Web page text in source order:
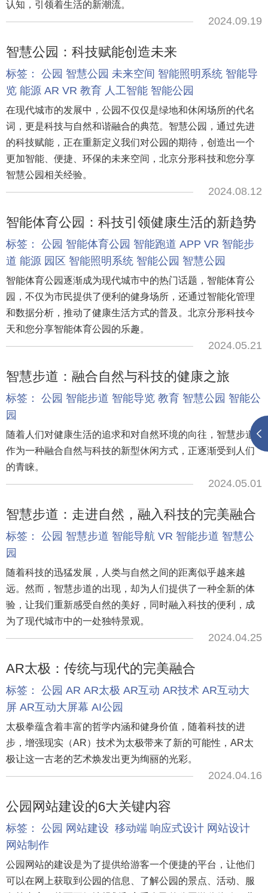
认知，引领着生活的新潮流。
2024.09.19
智慧公园：科技赋能创造未来
标签： 公园 智慧公园 未来空间 智能照明系统 智能导
览 能源 AR VR 教育 人工智能 智能公园
在现代城市的发展中，公园不仅仅是绿地和休闲场所的代名
词，更是科技与自然和谐融合的典范。智慧公园，通过先进
的科技赋能，正在重新定义我们对公园的期待，创造出一个
更加智能、便捷、环保的未来空间，北京分形科技和您分享
智慧公园相关经验。
2024.08.12
智能体育公园：科技引领健康生活的新趋势
标签： 公园 智能体育公园 智能跑道 APP VR 智能步
道 能源 园区 智能照明系统 智能公园 智慧公园
智能体育公园逐渐成为现代城市中的热门话题，智能体育公
园，不仅为市民提供了便利的健身场所，还通过智能化管理
和数据分析，推动了健康生活方式的普及。北京分形科技今
天和您分享智能体育公园的乐趣。
2024.05.21
智慧步道：融合自然与科技的健康之旅
标签： 公园 智能步道 智能导览 教育 智慧公园 智能公
园
随着人们对健康生活的追求和对自然环境的向往，智慧步道
作为一种融合自然与科技的新型休闲方式，正逐渐受到人们
的青睐。
2024.05.01
智慧步道：走进自然，融入科技的完美融合
标签： 公园 智慧步道 智能导航 VR 智能步道 智慧公
园
随着科技的迅猛发展，人类与自然之间的距离似乎越来越
远。然而，智慧步道的出现，却为人们提供了一种全新的体
验，让我们重新感受自然的美好，同时融入科技的便利，成
为了现代城市中的一处独特景观。
2024.04.25
AR太极：传统与现代的完美融合
标签： 公园 AR AR太极 AR互动 AR技术 AR互动大
屏 AR互动大屏幕 AI公园
太极拳蕴含着丰富的哲学内涵和健身价值，随着科技的进
步，增强现实（AR）技术为太极带来了新的可能性，AR太
极让这一古老的艺术焕发出更为绚丽的光彩。
2024.04.16
公园网站建设的6大关键内容
标签： 公园 网站建设 移动端 响应式设计 网站设计
网站制作
公园网站的建设是为了提供给游客一个便捷的平台，让他们
可以在网上获取到公园的信息、了解公园的景点、活动、服